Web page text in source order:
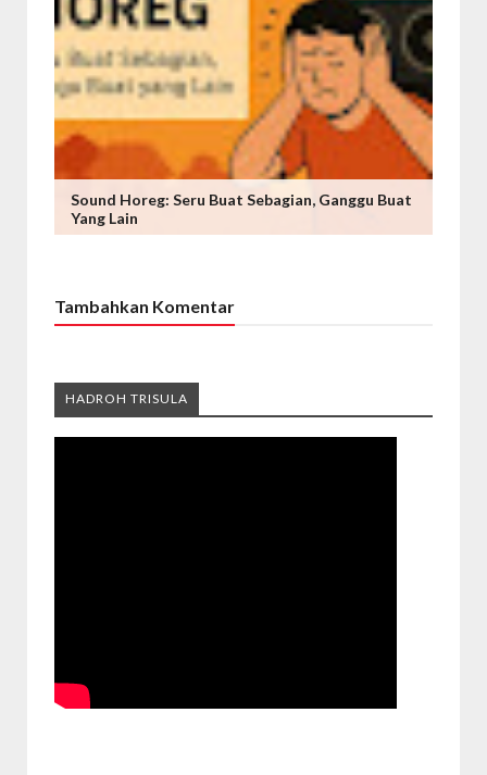
Sound Horeg: Seru Buat Sebagian, Ganggu Buat
Yang Lain
Tambahkan Komentar
HADROH TRISULA